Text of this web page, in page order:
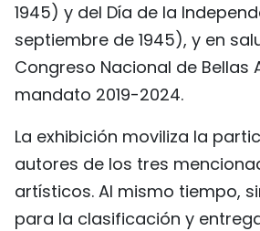
FRANÇAIS
РУССКИЙ
1945) y del Día de la
septiembre de 1945), y en
Congreso Nacional de Bellas
mandato 2019-2024.
La exhibición moviliza la
autores de los tres
artísticos. Al mismo tiempo,
para la clasificación y